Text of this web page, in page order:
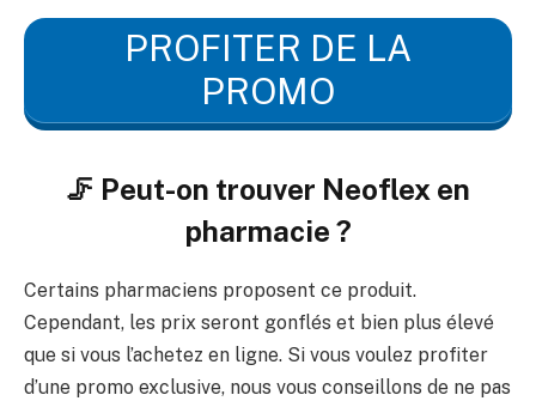
PROFITER DE LA
PROMO
🦵 Peut-on trouver Neoflex en
pharmacie ?
Certains pharmaciens proposent ce produit.
Cependant, les prix seront gonflés et bien plus élevé
que si vous l’achetez en ligne. Si vous voulez profiter
d’une promo exclusive, nous vous conseillons de ne pas